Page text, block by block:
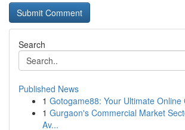
Search
Published News
1 Gotogame88: Your Ultimate Online
1 Gurgaon's Commercial Market
Av...